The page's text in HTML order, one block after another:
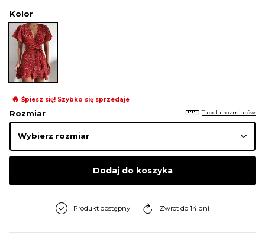
KOMBINEZONY
DRESY
MARYNARKI
Kolor
🔥 Śpiesz się! Szybko się sprzedaje
Rozmiar Tabela rozmiarów
Dodaj do koszyka
Produkt dostępny Zwrot do 14 dni